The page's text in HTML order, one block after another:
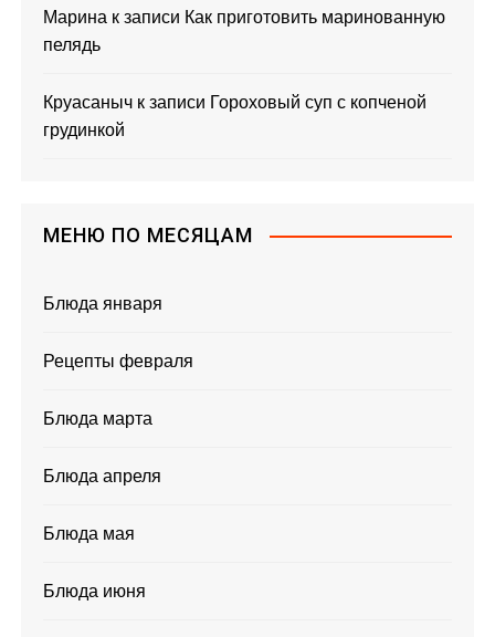
Марина к записи Как приготовить маринованную
пелядь
Круасаныч к записи Гороховый суп с копченой
грудинкой
МЕНЮ ПО МЕСЯЦАМ
Блюда января
Рецепты февраля
Блюда марта
Блюда апреля
Блюда мая
Блюда июня